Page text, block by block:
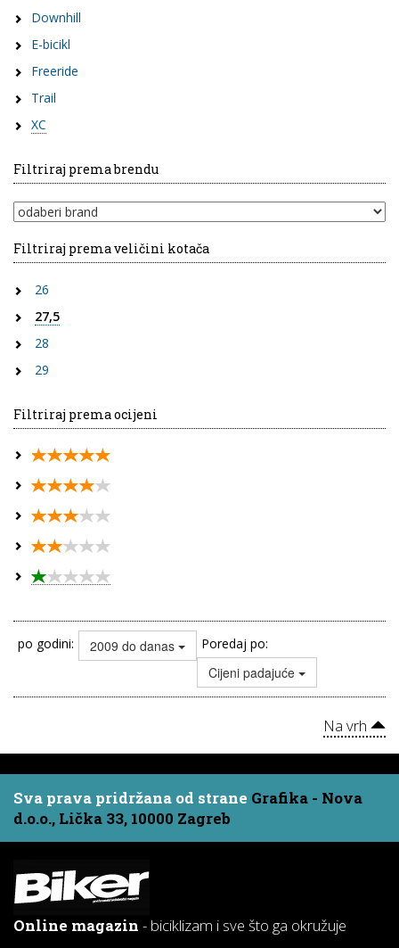
Downhill
E-bicikl
Freeride
Trail
XC
Filtriraj prema brendu
Filtriraj prema veličini kotača
26
27,5
28
29
Filtriraj prema ocijeni
po godini: 2009 do danas Poredaj po:
Cijeni padajuće
Na vrh
Sva prava pridržana od strane Grafika - Nova
d.o.o., Lička 33, 10000 Zagreb
Online magazin - biciklizam i sve što ga okružuje